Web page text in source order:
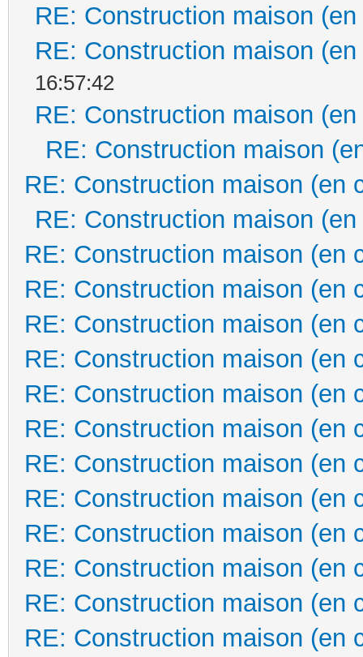
RE: Construction maison
RE: Construction maison
16:57:42
RE: Construction maison
RE: Construction maison
RE: Construction maison (en
RE: Construction maison
RE: Construction maison (en
RE: Construction maison (en
RE: Construction maison (en
RE: Construction maison (en
RE: Construction maison (en
RE: Construction maison (en
RE: Construction maison (en
RE: Construction maison (en
RE: Construction maison (en
RE: Construction maison (en
RE: Construction maison (en
RE: Construction maison (en